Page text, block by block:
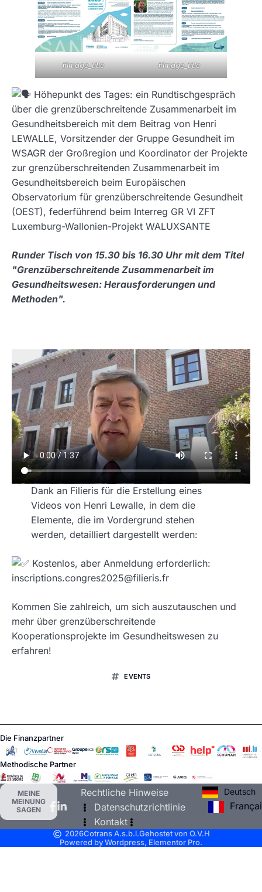
#image_title #image_title
Höhepunkt des Tages: ein Rundtischgespräch
über die grenzüberschreitende Zusammenarbeit im
Gesundheitsbereich mit dem Beitrag von Henri
LEWALLE, Vorsitzender der Gruppe Gesundheit im
WSAGR der Großregion und Koordinator der Projekte
zur grenzüberschreitenden Zusammenarbeit im
Gesundheitsbereich beim Europäischen
Observatorium für grenzüberschreitende Gesundheit
(OEST), federführend beim Interreg GR VI ZFT
Luxemburg-Wallonien-Projekt WALUXSANTE
Runder Tisch von 15.30 bis 16.30 Uhr mit dem Titel
"Grenzüberschreitende Zusammenarbeit im
Gesundheitswesen: Herausforderungen und
Methoden".
Dank an Filieris für die Erstellung eines
Videos von Henri Lewalle, in dem die
Elemente, die im Vordergrund stehen
werden, detailliert dargestellt werden:
Kostenlos, aber Anmeldung erforderlich:
inscriptions.congres2025@filieris.fr
Kommen Sie zahlreich, um sich auszutauschen und
mehr über grenzüberschreitende
Kooperationsprojekte im Gesundheitswesen zu
erfahren!
EVENTS
Die Finanzpartner
Methodische Partner
MEINE
MEINUNG
SAGEN
Rechtliche Hinweise
Datenschutzrichtlinie
Kontakt
Deutsch
2026Cotrans A.s.b.l.Gehostet von O.V.H
Powered by Wordpress, Elementor Pro.